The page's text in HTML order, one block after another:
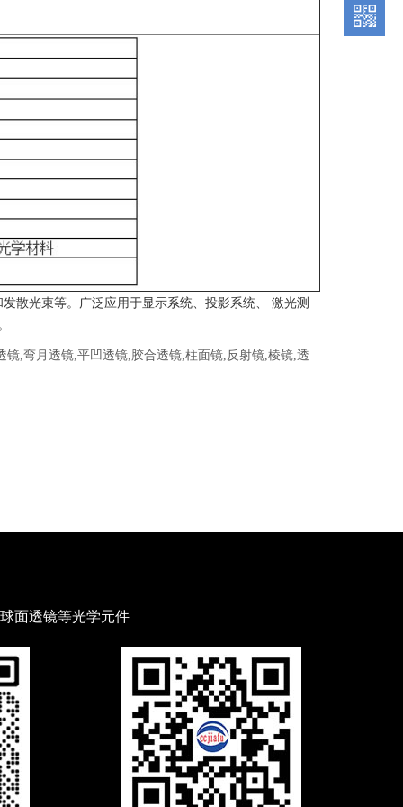
散光束等。广泛应用于显示系统、投影系统、 激光测
镜 弯月透镜 平凹透镜 胶合透镜 柱面镜 反射镜 棱镜 透
面透镜等光学元件